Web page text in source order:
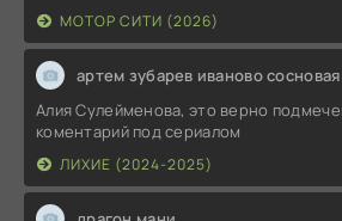
МОТОР СИТИ (2026)
артем зубарев иваново
Алия Сулейменова, это верно
коментарий под сериалом
ЛИХИЕ (2024-2025)